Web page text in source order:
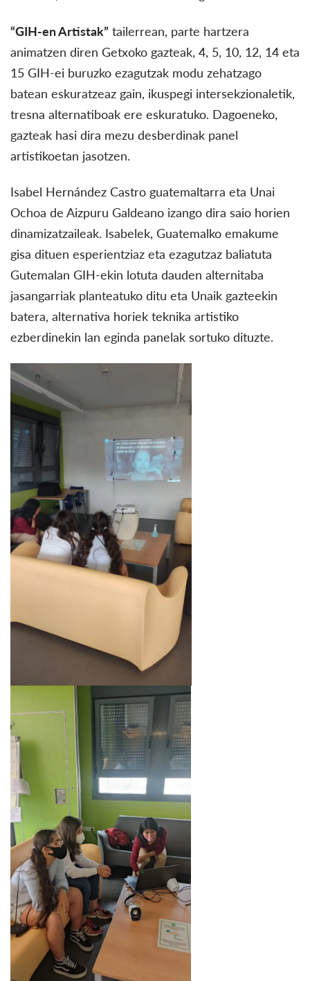
“GIH-en Artistak” tailerrean, parte hartzera
animatzen diren Getxoko gazteak, 4, 5, 10, 12, 14 eta
15 GIH-ei buruzko ezagutzak modu zehatzago
batean eskuratzeaz gain, ikuspegi intersekzionaletik,
tresna alternatiboak ere eskuratuko. Dagoeneko,
gazteak hasi dira mezu desberdinak panel
artistikoetan jasotzen.
Isabel Hernández Castro guatemaltarra eta Unai
Ochoa de Aizpuru Galdeano izango dira saio horien
dinamizatzaileak. Isabelek, Guatemalko emakume
gisa dituen esperientziaz eta ezagutzaz baliatuta
Gutemalan GIH-ekin lotuta dauden alternitaba
jasangarriak planteatuko ditu eta Unaik gazteekin
batera, alternativa horiek teknika artistiko
ezberdinekin lan eginda panelak sortuko dituzte.